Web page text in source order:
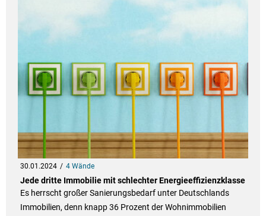
30.01.2024 4 Wände
Jede dritte Immobilie mit schlechter Energieeffizienzklasse
Es herrscht großer Sanierungsbedarf unter Deutschlands
Immobilien, denn knapp 36 Prozent der Wohnimmobilien